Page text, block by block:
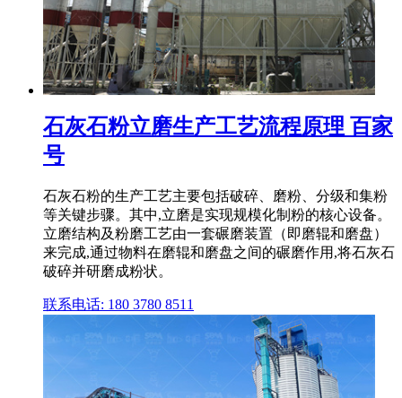
石灰石粉立磨生产工艺流程原理 百家
号
石灰石粉的生产工艺主要包括破碎、磨粉、分级和集粉
等关键步骤。其中,立磨是实现规模化制粉的核心设备。
立磨结构及粉磨工艺由一套碾磨装置（即磨辊和磨盘）
来完成,通过物料在磨辊和磨盘之间的碾磨作用,将石灰石
破碎并研磨成粉状。
联系电话: 180 3780 8511